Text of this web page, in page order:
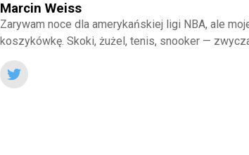
Marcin Weiss
Zarywam noce dla amerykańskiej ligi NBA, ale
koszykówkę. Skoki, żużel, tenis, snooker —